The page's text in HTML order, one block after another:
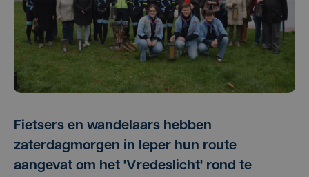
Fietsers en wandelaars hebben
zaterdagmorgen in Ieper hun route
aangevat om het 'Vredeslicht' rond te